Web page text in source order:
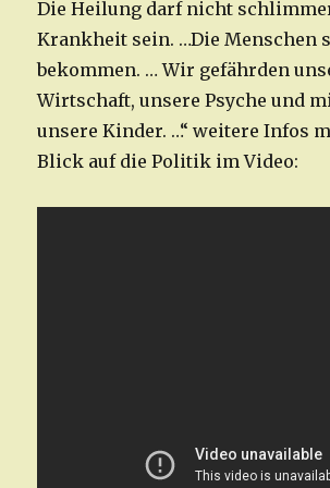
Die Heilung darf nicht
Krankheit sein. …Die Menschen
bekommen. … Wir gefährden
Wirtschaft, unsere Psyche und
unsere Kinder. …“ weitere Infos
Blick auf die Politik im Video: